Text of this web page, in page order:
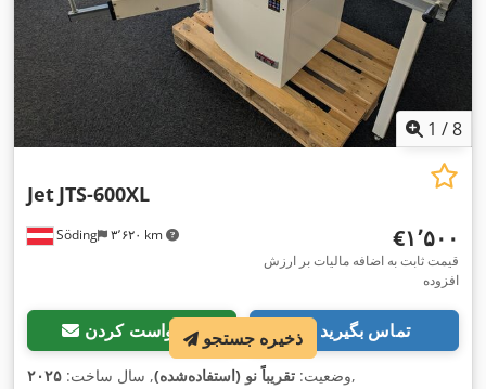
1 /8
Söding ۳٬۶۲۰ km
Jet JTS-600XL
‎€۱٬۵۰۰
قیمت ثابت به اضافه مالیات بر ارزش
افزوده
درخواست کردن تماس بگیرید
وضعیت: تقریباً نو (استفاده‌شده), سال ساخت: ۲۰۲۵ ,
ذخیره جستجو